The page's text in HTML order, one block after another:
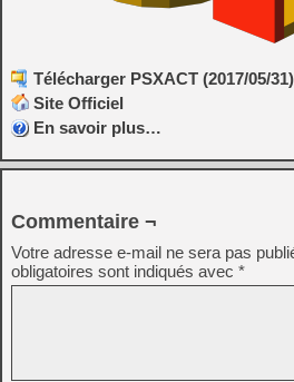
Télécharger PSXACT (2017/05/
Site Officiel
En savoir plus…
Commentaire ¬
Votre adresse e-mail ne sera pas
obligatoires sont indiqués avec *